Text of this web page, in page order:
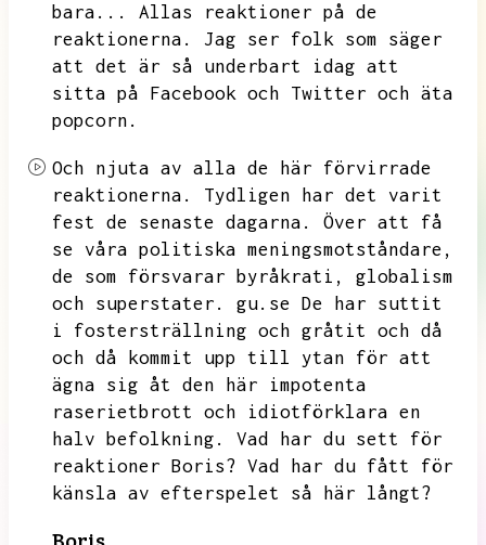
bara...
Allas reaktioner på de
reaktionerna.
Jag ser folk som säger
att det är så underbart idag att
sitta på Facebook och Twitter och äta
popcorn.
Och njuta av alla de här förvirrade
reaktionerna.
Tydligen har det varit
fest de senaste dagarna.
Över att få
se våra politiska meningsmotståndare,
de som försvarar byråkrati,
globalism
och superstater.
gu.se De har suttit
i fostersträllning och gråtit och då
och då kommit upp till ytan för att
ägna sig åt den här impotenta
raserietbrott och idiotförklara en
halv befolkning.
Vad har du sett för
reaktioner Boris? Vad har du fått för
känsla av efterspelet så här långt?